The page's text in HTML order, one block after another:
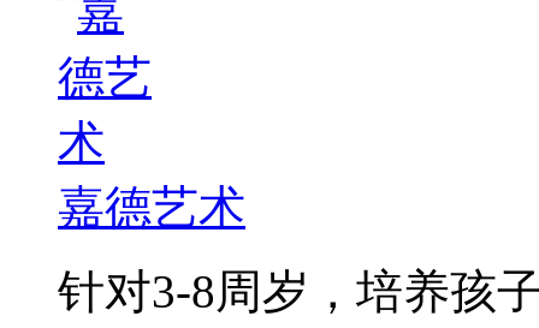
嘉德艺术
针对3-8周岁，培养孩